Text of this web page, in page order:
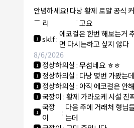
안녕하세요! 다낭 황제 로얄 공식
NY런던파
리
:에코걸 하는 놈들
고요
1 sklf: 에코걸은 한번 해보는거
면 다시는하고 싶지 않다
8/6/2026
1 정상하의실:무섭네요 ㅎㅎ
1 정상하의실: 다낭 몇번 가봤는
1 정상하의실: 아직 에코걸은 안
1 국깡이:황제 가라오케 시설 진
1
국깡
이
: 다음 주에 거래처 형님
는데